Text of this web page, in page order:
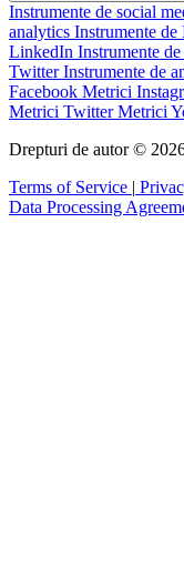
Instrumente de social
analytics Instrumente de
LinkedIn Instrumente
TwitterInstrumente de
Facebook Metrici
Metrici TwitterMetrici
Drepturi de autor ©
Terms of Service |
Data Processing